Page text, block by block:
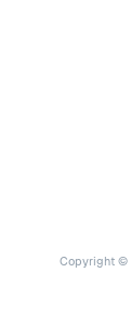
Copyright ©